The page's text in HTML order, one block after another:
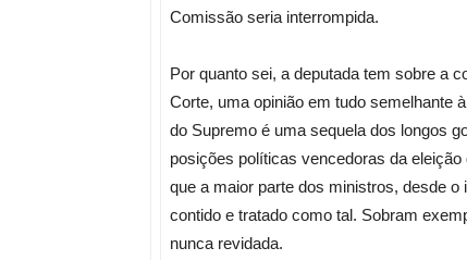
Comissão seria interrompida.
Por quanto sei, a deputada tem sobre a
Corte, uma opinião em tudo semelhante
do Supremo é uma sequela dos longos
posições políticas vencedoras da
que a maior parte dos ministros, desde
contido e tratado como tal. Sobram
nunca revidada.